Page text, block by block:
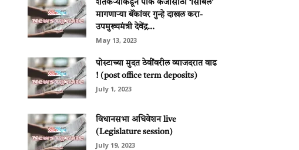
शेतकऱ्यांकडून पीक कर्जासाठी ‘सिबिल’
मागणाऱ्या बॅंकांवर गुन्हे दाखल करा-
उपमुख्यमंत्री देवेंद्र...
May 13, 2023
पोस्टाच्या मुदत ठेवींवरील व्याजदरात वाढ
! (post office term deposits)
July 1, 2023
विधानसभा अधिवेशन live
(Legislature session)
July 19, 2023